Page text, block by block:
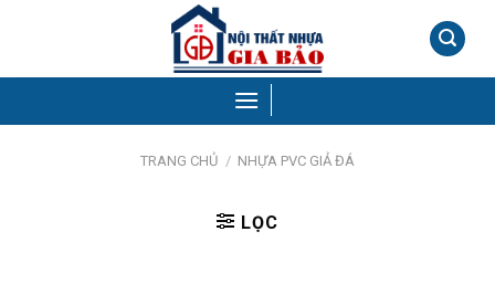
TRANG CHỦ / NHỰA PVC GIẢ ĐÁ
LỌC